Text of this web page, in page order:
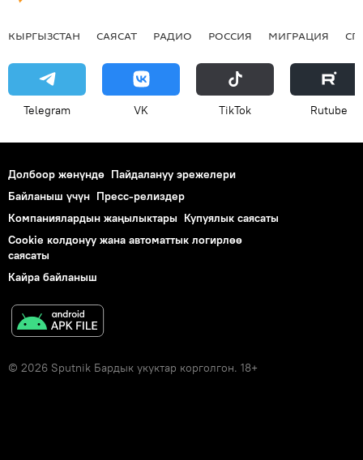
КЫРГЫЗСТАН САЯСАТ РАДИО РОССИЯ МИГРАЦИЯ
Telegram VK ТikТоk Rutube
Долбоор жөнүндө Пайдалануу эрежелери
Байланыш үчүн Пресс-релиздер
Компаниялардын жаңылыктары Купуялык саясаты
Cookie колдонуу жана автоматтык логирлөө
саясаты
Кайра байланыш
© 2026 Sputnik Бардык укуктар корголгон. 18+